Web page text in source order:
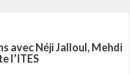
avec Néji Jalloul, Mehdi
l’ITES